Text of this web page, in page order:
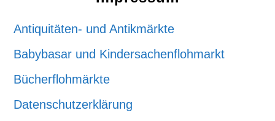
Antiquitäten- und Antikmärkte
Babybasar und Kindersachenflohmarkt
Bücherflohmärkte
Datenschutzerklärung